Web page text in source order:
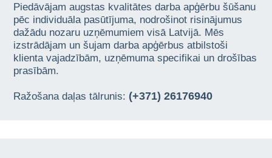
Piedāvājam augstas kvalitātes darba apģērbu šūšanu
pēc individuāla pasūtījuma, nodrošinot risinājumus
dažādu nozaru uzņēmumiem visā Latvijā. Mēs
izstrādājam un šujam darba apģērbus atbilstoši
klienta vajadzībām, uzņēmuma specifikai un drošības
prasībām.
Ražošana daļas tālrunis: (+371) 26176940